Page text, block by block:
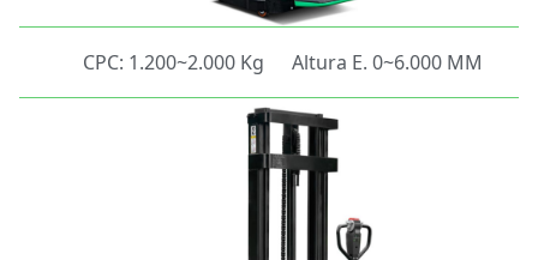
CPC: 1.200~2.000 Kg Altura E. 0~6.000 MM